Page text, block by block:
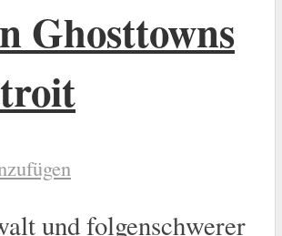
Ghosttowns
und folgenschwerer